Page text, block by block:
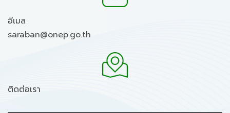
อีเมล
saraban@onep.go.th
ติดต่อเรา